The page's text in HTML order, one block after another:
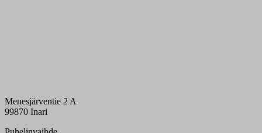
Menesjärventie 2 A
99870 Inari